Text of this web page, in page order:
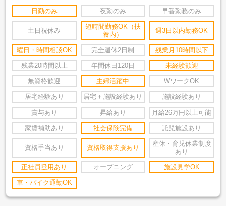
日勤のみ 夜勤のみ 早番勤務のみ
土日祝休み
短時間勤務OK（扶
養内）
週3日以内勤務OK
曜日・時間相談OK 完全週休2日制 残業月10時間以下
残業20時間以上 年間休日120日 未経験歓迎
無資格歓迎 主婦活躍中 WワークOK
居宅経験あり 居宅＋施設経験あり 施設経験あり
賞与あり 昇給あり 月給26万円以上可能
家賃補助あり 社会保険完備 託児施設あり
資格手当あり 資格取得支援あり
産休・育児休業制度
あり
正社員登用あり オープニング 施設見学OK
車・バイク通勤OK